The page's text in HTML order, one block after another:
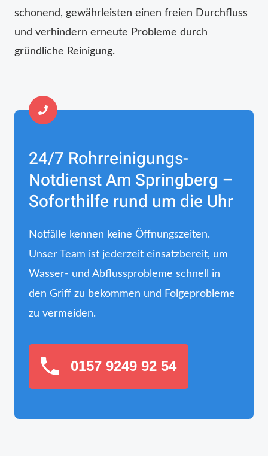
schonend, gewährleisten einen freien Durchfluss
und verhindern erneute Probleme durch
gründliche Reinigung.
24/7 Rohrreinigungs-
Notdienst Am Springberg –
Soforthilfe rund um die Uhr
Notfälle kennen keine Öffnungszeiten.
Unser Team ist jederzeit einsatzbereit, um
Wasser- und Abflussprobleme schnell in
den Griff zu bekommen und Folgeprobleme
zu vermeiden.
0157 9249 92 54